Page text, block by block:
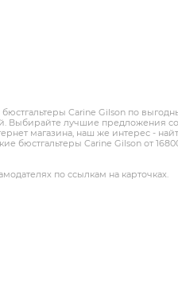
Carine Gilson по
Выбирайте лучшие предложения
магазина, наш же интерес -
бюстгальтеры Carine Gilson от
по ссылкам на карточках.